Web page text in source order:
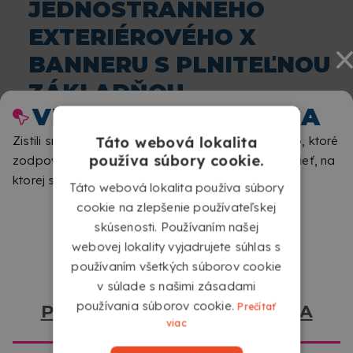
VITAJTE V COPYKREA
Zistili sme, že prezeráte z iného miesta ako miesto, ktoré
zodpovedá tejto webovej stránke. Dajte nám vedieť, na
ktorej stránke by ste chceli navštíviť.
PREJDITE NA COPYKREA USA
Šablóna: aby ste si správne pripravili súbor, odporúčame
vám stiahnuť šablónu, ktorú nájdete nižšie v sekcii
„Stiahnite si naše šablóny“.
JEDNOSTRANNÉHO
EXTERIÉROVÉHO X
BANNERU S PLNITEĽNOU
ZÁKLADŇOU
S NAPLNITEĽNOU ZÁKLADŇOU ODOLNOU VOČI
VETRU
Táto webová lokalita
používa súbory cookie.
Táto webová lokalita používa súbory
cookie na zlepšenie používateľskej
skúsenosti. Používaním našej
webovej lokality vyjadrujete súhlas s
používaním všetkých súborov cookie
v súlade s našimi zásadami
používania súborov cookie.Prečítať
viac